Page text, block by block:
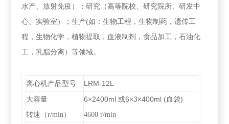
水产、放射免疫）；研究（高等院校、研究院所、研发中
心、实验室）；生产(如：生物工程，生物制药，遗传工
程，生物化学，植物提取，血液制剂，食品加工，石油化
工，乳脂分离）等领域。
离心机产品型号
LRM-12L
大容量
6×2400ml 或6×3×400ml (血袋)
转速（r/min） 4600 r/min